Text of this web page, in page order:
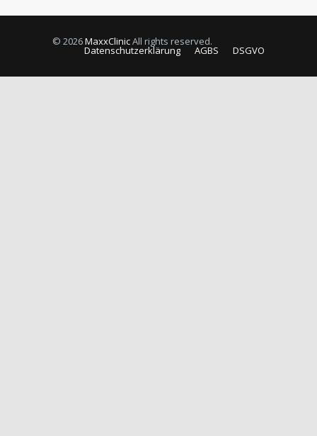
© 2026MaxxClinicAll rights reserved.
Datenschutzerklärung AGBS DSGVO